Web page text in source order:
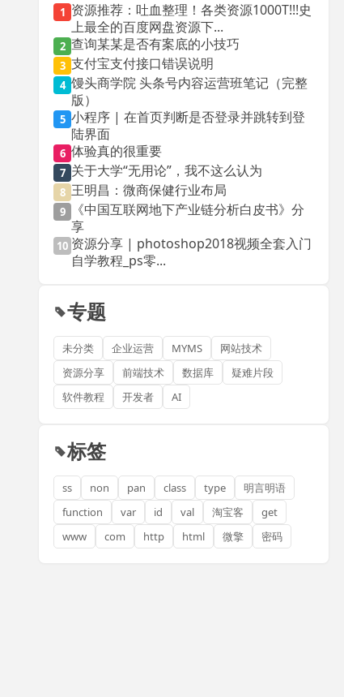
1 资源推荐：吐血整理！各类资源1000T!!!史
上最全的百度网盘资源下...
2 查询某某是否有案底的小技巧
3 支付宝支付接口错误说明
4 馒头商学院 头条号内容运营班笔记（完整
版）
5 小程序 | 在首页判断是否登录并跳转到登
陆界面
6 体验真的很重要
7 关于大学“无用论”，我不这么认为
8 王明昌：微商保健行业布局
9
《中国互联网地下产业链分析白皮书》分
享
10 资源分享 | photoshop2018视频全套入门
自学教程_ps零...
专题
未分类 企业运营 MYMS
网站技术
资源分享
前端技术 数据库
疑难片段
软件教程
开发者 AI
标签
ss non pan class type
明言明语
function
var id val 淘宝客
get
www
com http html 微擎 密码